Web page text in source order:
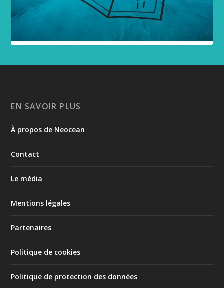
EN SAVOIR PLUS
À propos de Neocean
Contact
Le média
Mentions légales
Partenaires
Politique de cookies
Politique de protection des données